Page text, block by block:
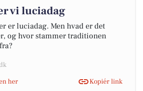
vi luciadag
er luciadag. Men hvad er det
og hvor stammer traditionen
her
Kopiér link